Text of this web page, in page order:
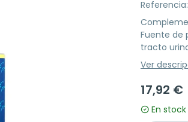
Fuente de
tracto
Ver
17,92 €
En stock